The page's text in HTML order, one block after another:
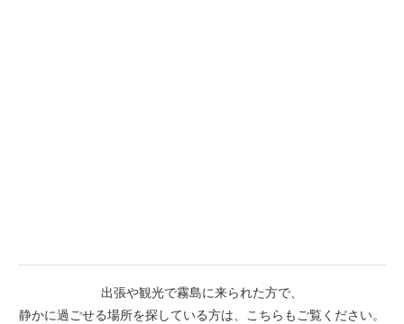
出張や観光で霧島に来られた方で、
静かに過ごせる場所を探している方は、こちらもご覧ください。